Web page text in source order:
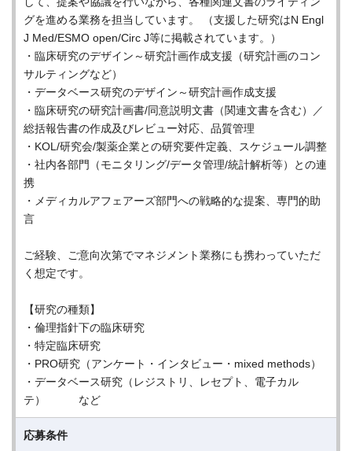
グを進める業務を担当しています。 （支援した研究はN Engl
J Med/ESMO open/Circ J等に掲載されています。）
・臨床研究のデザイン～研究計画作成支援（研究計画のコン
サルティングなど）
・データベース研究のデザイン～研究計画作成支援
・臨床研究の研究計画書/同意説明文書（関連文書を含む）／
総括報告書の作成及びレビュー対応、品質管理
・KOL/研究会/製薬企業との研究要件定義、スケジュール調整
・社内各部門（モニタリング/データ管理/統計解析等）との連
携
・メディカルアフェアーズ部門への戦略的な提案、専門的助
言
ご経験、ご意向次第でマネジメント業務にも携わっていただ
く想定です。
【研究の種類】
・倫理指針下の臨床研究
・特定臨床研究
・PRO研究（アンケート・インタビュー・mixed methods）
・データベース研究（レジストリ、レセプト、電子カル
テ） など
応募条件